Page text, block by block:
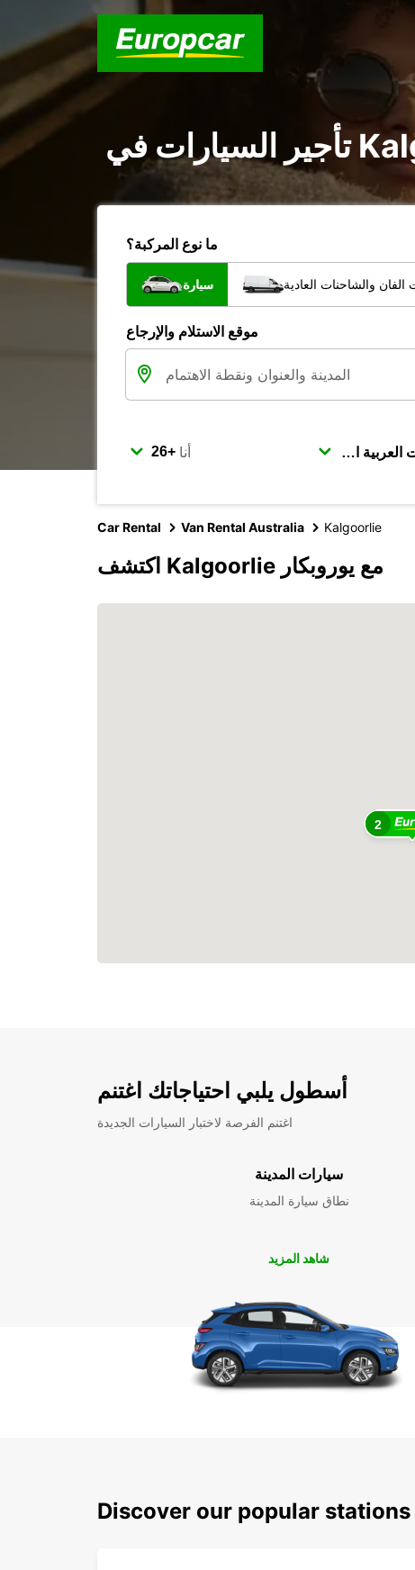
ما نوع المركبة؟
سيارة الفان والشاحنات العادية
موقع الاستلام والإرجاع
أنا
Car Rental Van Rental Australia Kalgoorlie
اكتشف Kalgoorlie مع يوروبكار
2
أسطول يلبي احتياجاتك اغتنم
اغتنم الفرصة لاختبار السيارات الجديدة
سيارات المدينة
نطاق سيارة المدينة
شاهد المزيد
Discover our popular